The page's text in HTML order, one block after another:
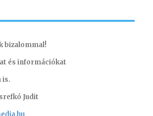
bizalommal!
és információkat
is.
Judit